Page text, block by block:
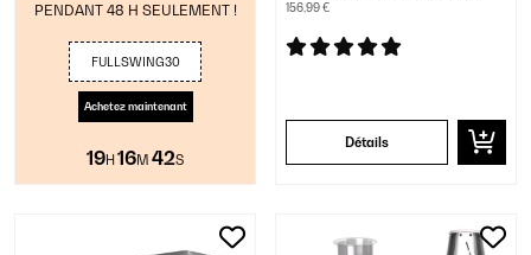
PENDANT 48 H SEULEMENT !
FULLSWING30
Achetez maintenant
19H 16M 41S
156,99 €
Détails